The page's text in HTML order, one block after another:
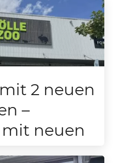
2 neuen
–
mit neuen